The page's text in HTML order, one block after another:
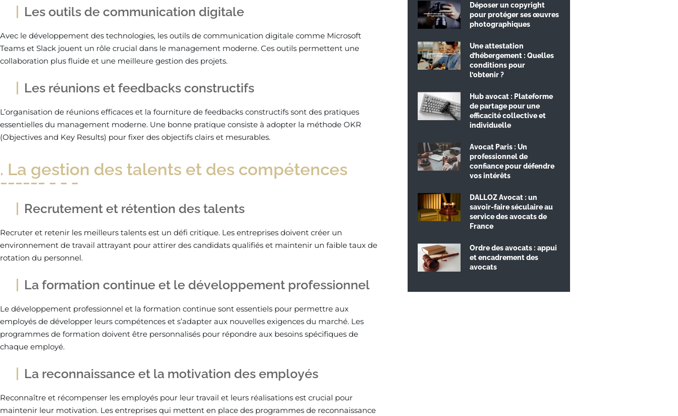
Les outils de communication digitale
Avec le développement des technologies, les outils de communication digitale comme Microsoft
Teams et Slack jouent un rôle crucial dans le management moderne. Ces outils permettent une
collaboration plus fluide et une meilleure gestion des projets.
Les réunions et feedbacks constructifs
L’organisation de réunions efficaces et la fourniture de feedbacks constructifs sont des pratiques
essentielles du management moderne. Une bonne pratique consiste à adopter la méthode OKR
(Objectives and Key Results) pour fixer des objectifs clairs et mesurables.
. La gestion des talents et des compétences
Recrutement et rétention des talents
Recruter et retenir les meilleurs talents est un défi critique. Les entreprises doivent créer un
environnement de travail attrayant pour attirer des candidats qualifiés et maintenir un faible taux de
rotation du personnel.
La formation continue et le développement professionnel
Le développement professionnel et la formation continue sont essentiels pour permettre aux
employés de développer leurs compétences et s’adapter aux nouvelles exigences du marché. Les
programmes de formation doivent être personnalisés pour répondre aux besoins spécifiques de
chaque employé.
La reconnaissance et la motivation des employés
Reconnaître et récompenser les employés pour leur travail et leurs réalisations est crucial pour
maintenir leur motivation. Les entreprises qui mettent en place des programmes de reconnaissance
Déposer un copyright
pour protéger ses œuvres
photographiques
Une attestation
d’hébergement : Quelles
conditions pour
l’obtenir ?
Hub avocat : Plateforme
de partage pour une
efficacité collective et
individuelle
Avocat Paris : Un
professionnel de
confiance pour défendre
vos intérêts
DALLOZ Avocat : un
savoir-faire séculaire au
service des avocats de
France
Ordre des avocats : appui
et encadrement des
avocats